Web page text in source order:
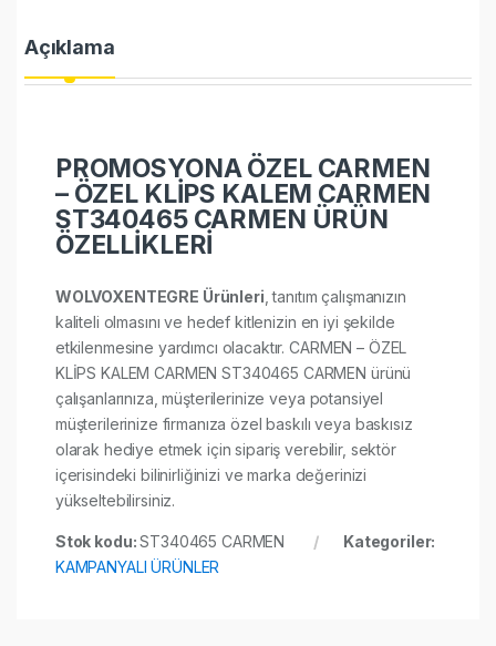
Açıklama
PROMOSYONA ÖZEL CARMEN
– ÖZEL KLİPS KALEM CARMEN
ST340465 CARMEN ÜRÜN
ÖZELLİKLERİ
WOLVOXENTEGRE Ürünleri , tanıtım çalışmanızın
kaliteli olmasını ve hedef kitlenizin en iyi şekilde
etkilenmesine yardımcı olacaktır. CARMEN – ÖZEL
KLİPS KALEM CARMEN ST340465 CARMEN ürünü
çalışanlarınıza, müşterilerinize veya potansiyel
müşterilerinize firmanıza özel baskılı veya baskısız
olarak hediye etmek için sipariş verebilir, sektör
içerisindeki bilinirliğinizi ve marka değerinizi
yükseltebilirsiniz.
Stok kodu:ST340465 CARMEN
Kategoriler:
KAMPANYALI ÜRÜNLER